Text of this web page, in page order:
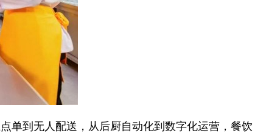
单到无人配送，从后厨自动化到数字化运营，餐饮